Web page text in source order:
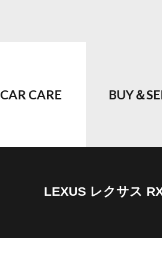
CAR CARE BUY＆
LEXUS レクサス